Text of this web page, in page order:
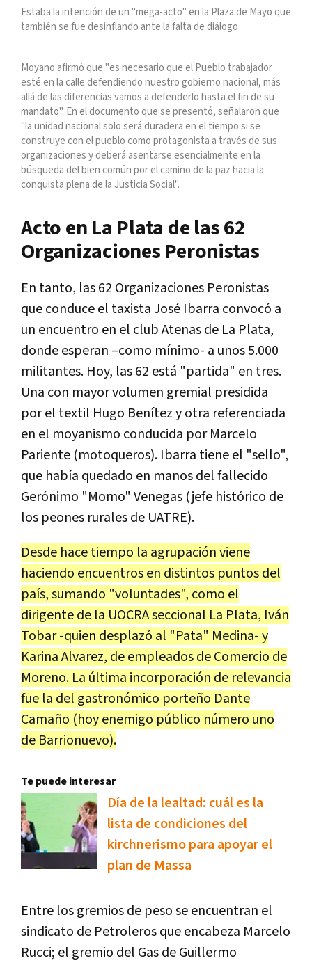
Estaba la intención de un "mega-acto" en la Plaza de Mayo que
también se fue desinflando ante la falta de diálogo
Moyano afirmó que "es necesario que el Pueblo trabajador
esté en la calle defendiendo nuestro gobierno nacional, más
allá de las diferencias vamos a defenderlo hasta el fin de su
mandato". En el documento que se presentó, señalaron que
"la unidad nacional solo será duradera en el tiempo si se
construye con el pueblo como protagonista a través de sus
organizaciones y deberá asentarse esencialmente en la
búsqueda del bien común por el camino de la paz hacia la
conquista plena de la Justicia Social".
Acto en La Plata de las 62
Organizaciones Peronistas
En tanto, las 62 Organizaciones Peronistas
que conduce el taxista José Ibarra convocó a
un encuentro en el club Atenas de La Plata,
donde esperan –como mínimo- a unos 5.000
militantes. Hoy, las 62 está "partida" en tres.
Una con mayor volumen gremial presidida
por el textil Hugo Benítez y otra referenciada
en el moyanismo conducida por Marcelo
Pariente (motoqueros). Ibarra tiene el "sello",
que había quedado en manos del fallecido
Gerónimo "Momo" Venegas (jefe histórico de
los peones rurales de UATRE).
Desde hace tiempo la agrupación viene
haciendo encuentros en distintos puntos del
país, sumando "voluntades", como el
dirigente de la UOCRA seccional La Plata, Iván
Tobar -quien desplazó al "Pata" Medina- y
Karina Alvarez, de empleados de Comercio de
Moreno. La última incorporación de relevancia
fue la del gastronómico porteño Dante
Camaño (hoy enemigo público número uno
de Barrionuevo).
Te puede interesar
Día de la lealtad: cuál es la
lista de condiciones del
kirchnerismo para apoyar el
plan de Massa
Entre los gremios de peso se encuentran el
sindicato de Petroleros que encabeza Marcelo
Rucci; el gremio del Gas de Guillermo